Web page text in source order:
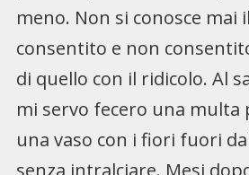
meno. Non si conosce mai
consentito e non
di quello con il ridicolo. Al
mi servo fecero una multa
una vaso con i fiori fuori
senza intralciare. Mesi